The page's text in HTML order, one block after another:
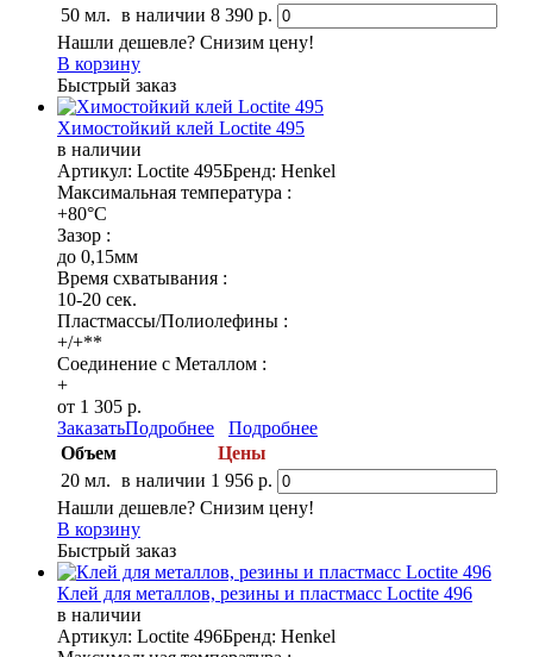
50 мл. в наличии 8 390 р.
Нашли дешевле? Снизим цену!
В корзину
Быстрый заказ
Химостойкий клей Loctite 495
в наличии
Артикул: Loctite 495Бренд: Henkel
Максимальная температура :
+80°C
Зазор :
до 0,15мм
Время схватывания :
10-20 сек.
Пластмассы/Полиолефины :
+/+**
Соединение с Металлом :
+
от 1 305 р.
ЗаказатьПодробнее
Подробнее
Объем
Цены
20 мл. в наличии 1 956 р.
Нашли дешевле? Снизим цену!
В корзину
Быстрый заказ
Клей для металлов, резины и пластмасс Loctite 496
в наличии
Артикул: Loctite 496Бренд: Henkel